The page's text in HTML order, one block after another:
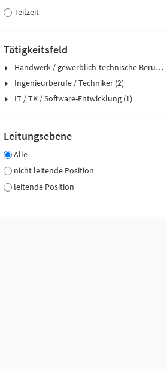
Teilzeit
Tätigkeitsfeld
Handwerk / gewerblich-technische Berufe (5)
Ingenieurberufe / Techniker (2)
IT / TK / Software-Entwicklung (1)
Leitungsebene
Alle
nicht leitende Position
leitende Position